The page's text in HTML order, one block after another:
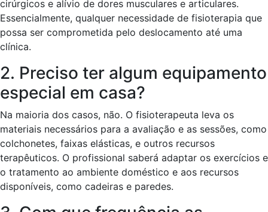
cirúrgicos e alívio de dores musculares e articulares.
Essencialmente, qualquer necessidade de fisioterapia que
possa ser comprometida pelo deslocamento até uma
clínica.
2. Preciso ter algum equipamento
especial em casa?
Na maioria dos casos, não. O fisioterapeuta leva os
materiais necessários para a avaliação e as sessões, como
colchonetes, faixas elásticas, e outros recursos
terapêuticos. O profissional saberá adaptar os exercícios e
o tratamento ao ambiente doméstico e aos recursos
disponíveis, como cadeiras e paredes.